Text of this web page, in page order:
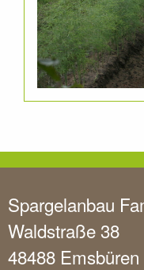
Spargelanbau
Waldstraße 38
48488 Emsbüren